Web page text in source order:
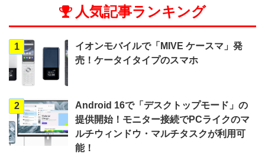
人気記事ランキング
1
イオンモバイルで「MIVE ケースマ」発
売！ケータイタイプのスマホ
2
Android 16で「デスクトップモード」の
提供開始！モニター接続でPCライクのマ
ルチウィンドウ・マルチタスクが利用可
能！